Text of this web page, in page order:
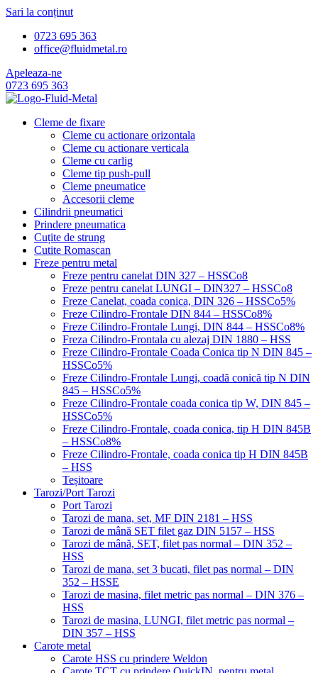
Sari la conținut
0723 695 363
office@fluidmetal.ro
Apeleaza-ne
0723 695 363
Cleme de fixare
Cleme cu actionare orizontala
Cleme cu actionare verticala
Cleme cu carlig
Cleme tip push-pull
Cleme pneumatice
Accesorii cleme
Cilindrii pneumatici
Prindere pneumatica
Cuțite de strung
Cutite Romascan
Freze pentru metal
Freze pentru canelat DIN 327 – HSSCo8
Freze pentru canelat LUNGI – DIN327 – HSSCo8
Freze Canelat, coada conica, DIN 326 – HSSCo5%
Freze Cilindro-Frontale DIN 844 – HSSCo8%
Freze Cilindro-Frontale Lungi, DIN 844 – HSSCo8%
Freza Cilindro-Frontala cu alezaj DIN 1880 – HSS
Freze Cilindro-Frontale Coada Conica tip N DIN 845 –
HSSCo5%
Freze Cilindro-Frontale Lungi, coadă conică tip N DIN
845 – HSSCo5%
Freze Cilindro-Frontale coada conica tip W, DIN 845 –
HSSCo5%
Freze Cilindro-Frontale, coada conica, tip H DIN 845B
– HSSCo8%
Freze Cilindro-Frontale, coada conica tip H DIN 845B
– HSS
Teșitoare
Tarozi/Port Tarozi
Port Tarozi
Tarozi de mana, set, MF DIN 2181 – HSS
Tarozi de mână SET filet gaz DIN 5157 – HSS
Tarozi de mână, SET, filet pas normal – DIN 352 –
HSS
Tarozi de mana, set 3 bucati, filet pas normal – DIN
352 – HSSE
Tarozi de masina, filet metric pas normal – DIN 376 –
HSS
Tarozi de masina, LUNGI, filet metric pas normal –
DIN 357 – HSS
Carote metal
Carote HSS cu prindere Weldon